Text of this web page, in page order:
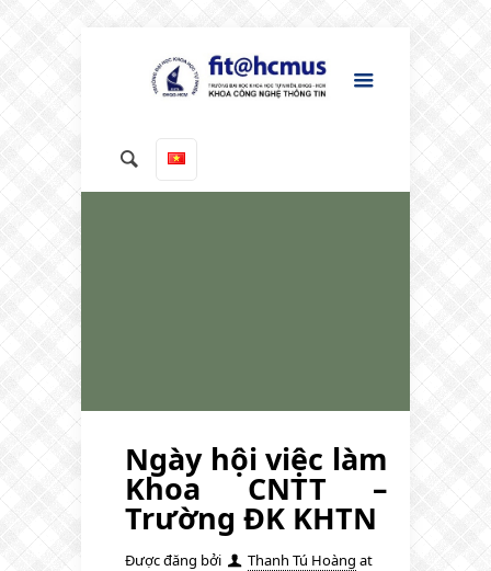
Ngày hội việc làm
Khoa CNTT –
Trường ĐK KHTN
Được đăng bởi Thanh Tú Hoàng at